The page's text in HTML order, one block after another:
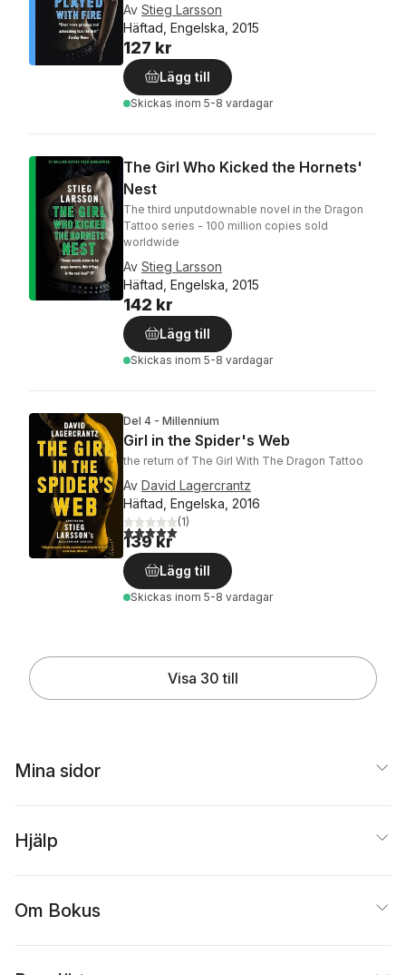
Av Stieg Larsson
Häftad, Engelska, 2015
127 kr
Lägg till
Skickas inom 5-8 vardagar
The Girl Who Kicked the Hornets'
Nest
The third unputdownable novel in the Dragon
Tattoo series - 100 million copies sold
worldwide
Av Stieg Larsson
Häftad, Engelska, 2015
142 kr
Lägg till
Skickas inom 5-8 vardagar
Del 4 - Millennium
Girl in the Spider's Web
the return of The Girl With The Dragon Tattoo
Av David Lagercrantz
Häftad, Engelska, 2016
5,0utav 5 stjärnor. Totalt antal röster:
(1)
139 kr
Lägg till
Skickas inom 5-8 vardagar
Visa 30 till
Mina sidor
Hjälp
Om Bokus